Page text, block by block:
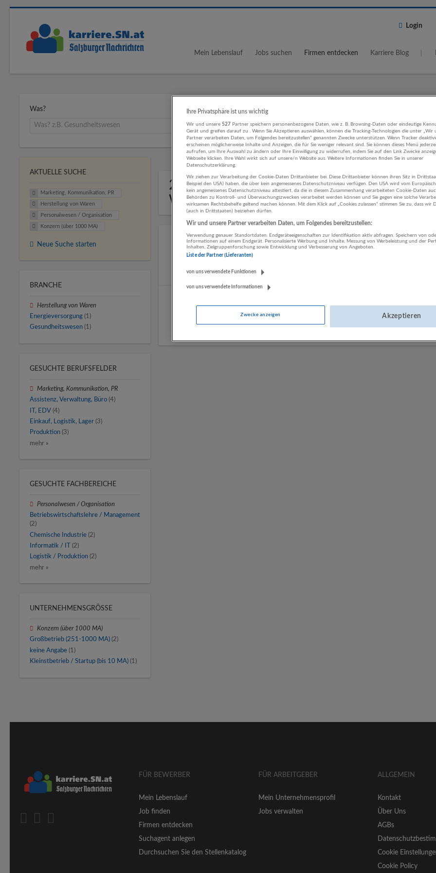
Login
Mein Lebenslauf Jobs suchen Firmen entdecken Karriere Blog
Was? Wo?
5 km
2 Marketing, Kommunikation, PR
Waren Unternehmen
Hagleitner Hygiene International GmbH
Zell am See, Salzburg, Österreich
Salzburg
Herstellung von Waren
AKTUELLE SUCHE
Marketing, Kommunikation, PR
Herstellung von Waren
Personalwesen / Organisation
Konzern (über 1000 MA)
Neue Suche starten
BRANCHE
Herstellung von Waren
Energieversorgung (1)
Gesundheitswesen (1)
GESUCHTE BERUFSFELDER
Marketing, Kommunikation, PR
Assistenz, Verwaltung, Büro (4)
IT, EDV (4)
Einkauf, Logistik, Lager (3)
Produktion (3)
mehr »
GESUCHTE FACHBEREICHE
Personalwesen / Organisation
Betriebswirtschaftslehre / Management
(2)
Chemische Industrie (2)
Informatik / IT
(2)
Logistik / Produktion (2)
mehr »
UNTERNEHMENSGRÖSSE
Konzern (über 1000 MA)
Großbetrieb (251-1000 MA) (2)
keine Angabe (1)
Kleinstbetrieb / Startup (bis 10 MA) (1)
FÜR BEWERBER
Mein Lebenslauf
Job finden
Firmen entdecken
Suchagent anlegen
Durchsuchen Sie den Stellenkatalog
FÜR ARBEITGEBER
Mein Unternehmensprofil
Jobs verwalten
ALLGEMEIN
Kontakt
Über Uns
AGBs
Cookie
Cookie Policy
Ihre Privatsphäre ist uns wichtig
Wir und unsere527 Partner speichern personenbezogene Daten, wie z. B. Browsing-Daten oder eindeutige
Gerät und greifen darauf zu . Wenn Sie Akzeptieren auswählen, können die Tracking-Technologien die unter „Wir
Partner verarbeiten Daten, um Folgendes bereitzustellen“ genannten Zwecke unterstützen. Wenn Tracker
erscheinen möglicherweise Inhalte und Anzeigen, die für Sie weniger relevant sind. Sie können dieses Menü
aufrufen, um Ihre Auswahl zu ändern oder Ihre Einwilligung zu widerrufen, indem Sie auf den Link Zwecke
Webseite klicken. Ihre Wahl wirkt sich auf unsere/n Website aus. Weitere Informationen finden Sie in unserer
Datenschutzerklärung.
Wir ziehen zur Verarbeitung der Cookie-Daten Drittanbieter bei. Diese Drittanbieter können ihren Sitz in
Beispiel den USA) haben, die über kein angemessenes Datenschutzniveau verfügen. Den USA wird vom
kein angemessenes Datenschutzniveau attestiert, da die in diesem Zusammenhang verarbeiteten Cookie-Daten
Behörden zu Kontroll- und Überwachungszwecken verarbeitet werden können und Sie gegen eine solche
wirksamen Rechtsbehelfe geltend machen können. Mit dem Klick auf „Cookies zulassen“ stimmen Sie zu, dass wir
(auch in Drittstaaten) beiziehen dürfen.
Wir und unsere Partner verarbeiten Daten, um Folgendes bereitzustellen:
Verwendung genauer Standortdaten. Endgeräteeigenschaften zur Identifikation aktiv abfragen. Speichern von
Informationen auf einem Endgerät. Personalisierte Werbung und Inhalte, Messung von Werbeleistung und der
Inhalten, Zielgruppenforschung sowie Entwicklung und Verbesserung von Angeboten.
Liste der Partner (Lieferanten)
von uns verwendete Funktionen
von uns verwendete Informationen
Zwecke anzeigen Akzeptieren